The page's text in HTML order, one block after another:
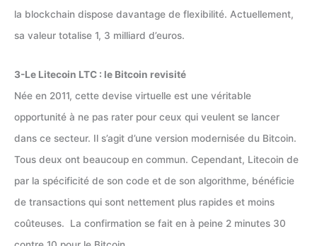
la blockchain dispose davantage de flexibilité. Actuellement,
sa valeur totalise 1, 3 milliard d’euros.
3-Le Litecoin LTC : le Bitcoin revisité
Née en 2011, cette devise virtuelle est une véritable
opportunité à ne pas rater pour ceux qui veulent se lancer
dans ce secteur. Il s’agit d’une version modernisée du Bitcoin.
Tous deux ont beaucoup en commun. Cependant, Litecoin de
par la spécificité de son code et de son algorithme, bénéficie
de transactions qui sont nettement plus rapides et moins
coûteuses. La confirmation se fait en à peine 2 minutes 30